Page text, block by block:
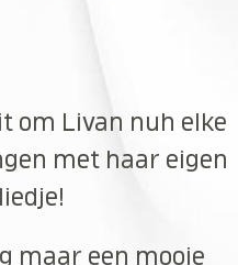
om Livan nuh elke
met haar eigen
maar een mooie